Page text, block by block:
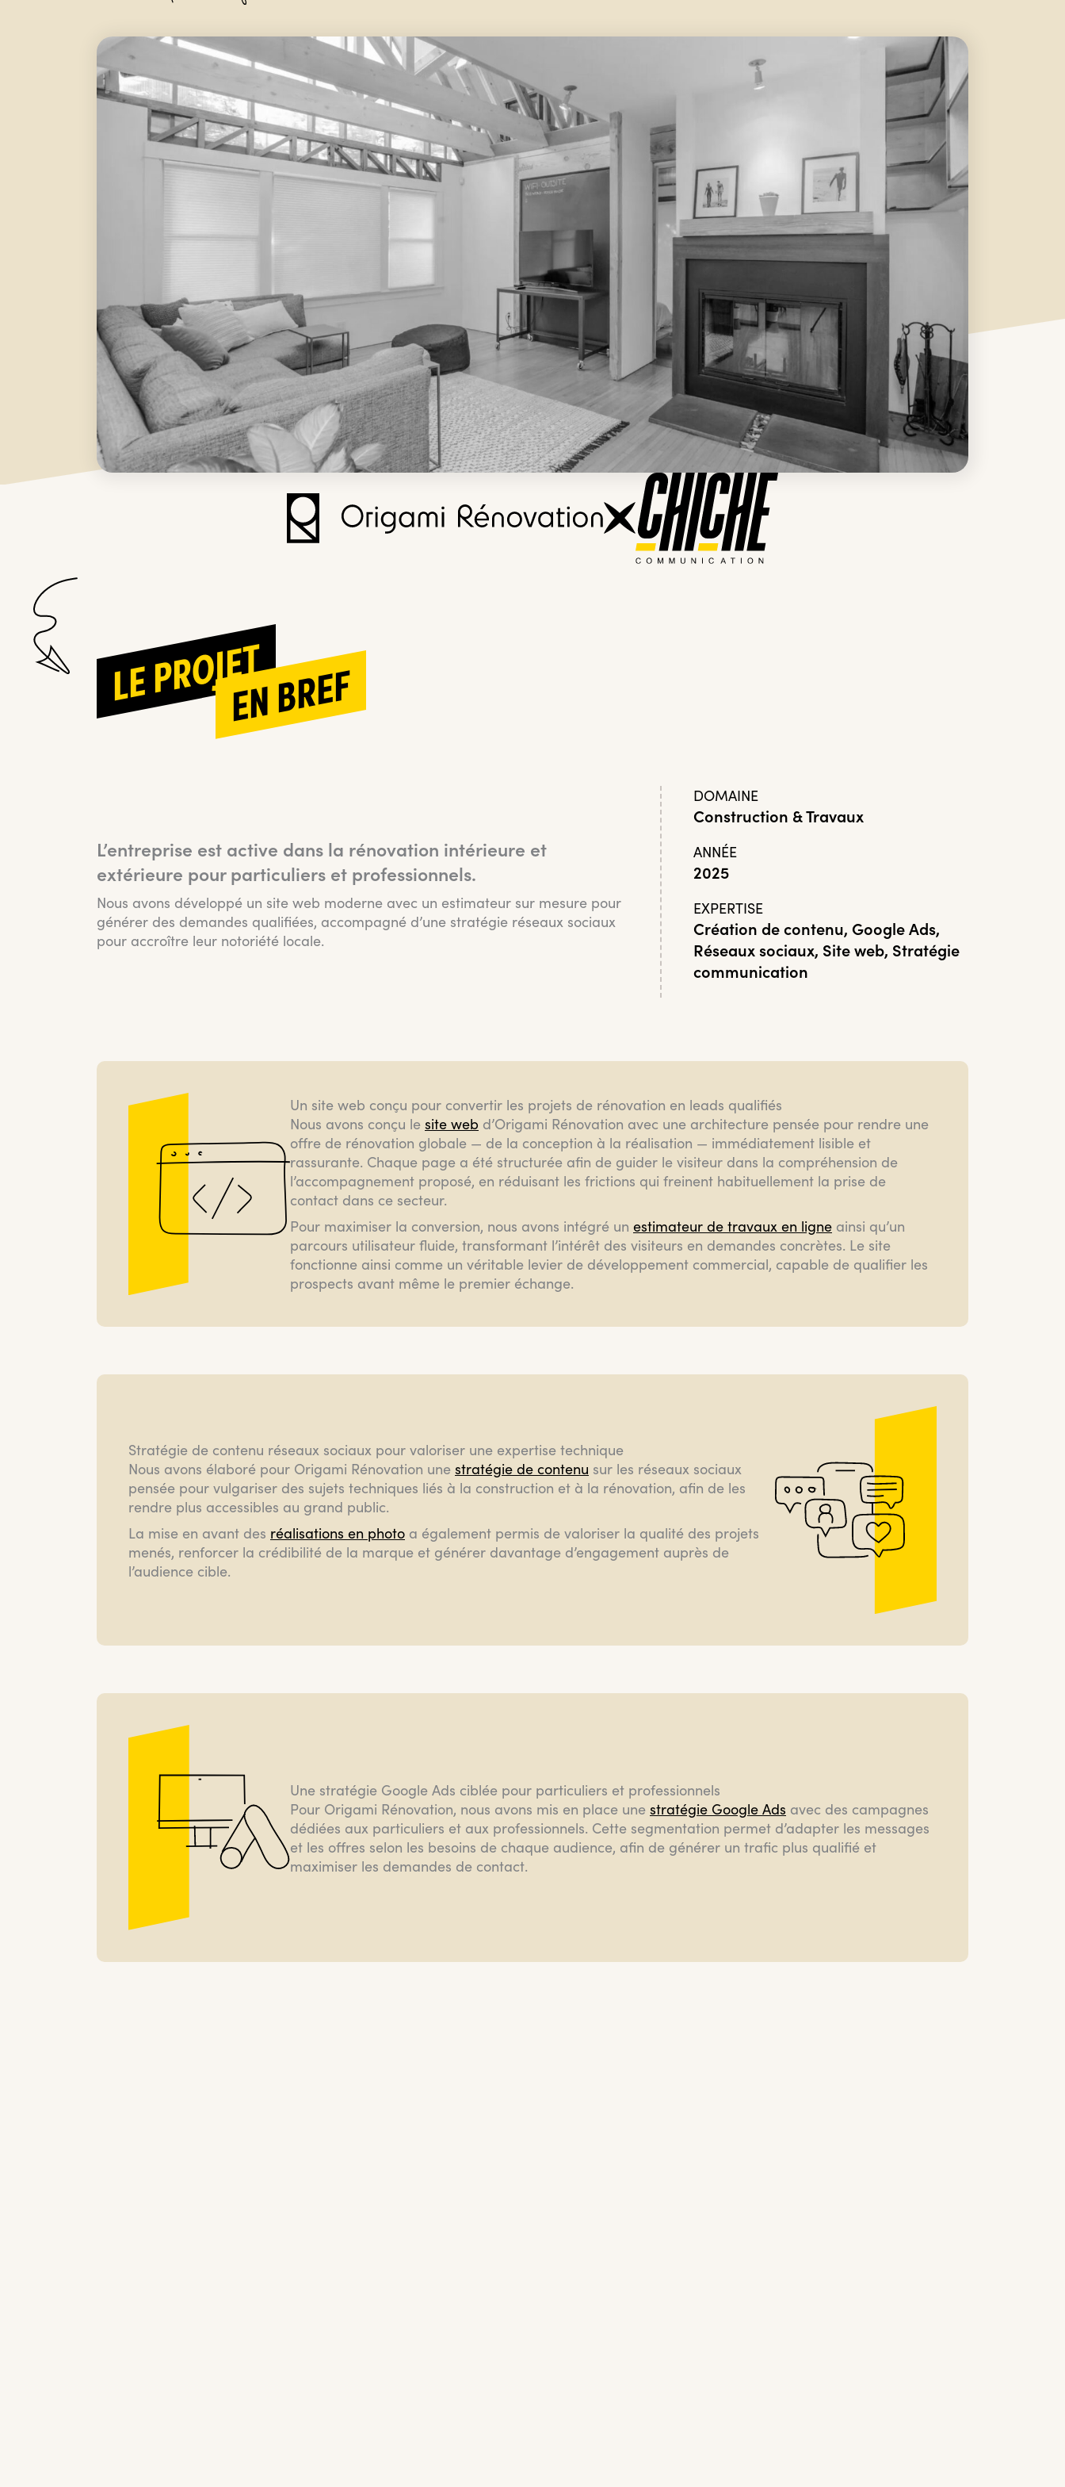
LE PROJETEN BREF
L’entreprise est active dans la rénovation intérieure et
extérieure pour particuliers et professionnels.
Nous avons développé un site web moderne avec un estimateur sur mesure pour
générer des demandes qualifiées, accompagné d’une stratégie réseaux sociaux
pour accroître leur notoriété locale.
DOMAINE
Construction & Travaux
ANNÉE
2025
EXPERTISE
Création de contenu, Google Ads,
Réseaux sociaux, Site web, Stratégie
communication
Un site web conçu pour convertir les projets de rénovation en leads qualifiés
Nous avons conçu le site web d’Origami Rénovation avec une architecture pensée pour rendre une
offre de rénovation globale — de la conception à la réalisation — immédiatement lisible et
rassurante. Chaque page a été structurée afin de guider le visiteur dans la compréhension de
l’accompagnement proposé, en réduisant les frictions qui freinent habituellement la prise de
contact dans ce secteur.
Pour maximiser la conversion, nous avons intégré un estimateur de travaux en ligne ainsi qu’un
parcours utilisateur fluide, transformant l’intérêt des visiteurs en demandes concrètes. Le site
fonctionne ainsi comme un véritable levier de développement commercial, capable de qualifier les
prospects avant même le premier échange.
Stratégie de contenu réseaux sociaux pour valoriser une expertise technique
Nous avons élaboré pour Origami Rénovation une stratégie de contenu sur les réseaux sociaux
pensée pour vulgariser des sujets techniques liés à la construction et à la rénovation, afin de les
rendre plus accessibles au grand public.
La mise en avant des réalisations en photo a également permis de valoriser la qualité des projets
menés, renforcer la crédibilité de la marque et générer davantage d’engagement auprès de
l’audience cible.
Une stratégie Google Ads ciblée pour particuliers et professionnels
Pour Origami Rénovation, nous avons mis en place une stratégie Google Ads avec des campagnes
dédiées aux particuliers et aux professionnels. Cette segmentation permet d’adapter les messages
et les offres selon les besoins de chaque audience, afin de générer un trafic plus qualifié et
maximiser les demandes de contact.